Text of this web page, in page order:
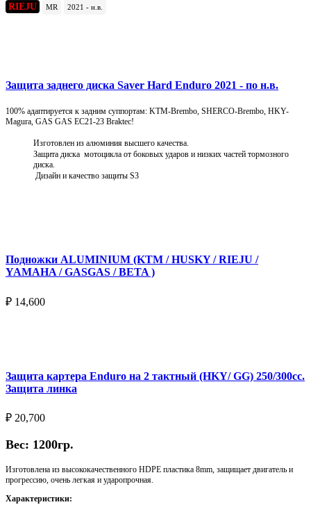
RIEJU MR 2021 - н.в.
Защита заднего диска Saver Hard Enduro 2021 - по н.в.
100% адаптируется к задним суппортам: KTM-Brembo, SHERCO-Brembo, HKY-
Magura, GAS GAS EC21-23 Braktec!
Изготовлен из алюминия высшего качества.
Защита диска мотоцикла от боковых ударов и низких частей тормозного
диска.
Дизайн и качество защиты S3
Подножки ALUMINIUM (KTM / HUSKY / RIEJU /
YAMAHA / GASGAS / BETA )
₽ 14,600
Защита картера Enduro на 2 тактный (HKY/ GG) 250/300cc.
Защита линка
₽ 20,700
Вес: 1200гр.
Изготовлена из высококачественного HDPE пластика 8mm, защищает двигатель и
прогрессию, очень легкая и ударопрочная.
Характеристики: